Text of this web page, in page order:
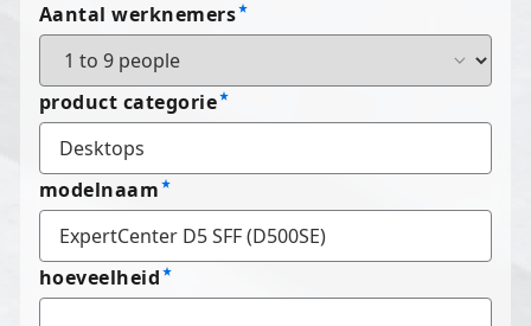
Aantal werknemers
product categorie
modelnaam
hoeveelheid